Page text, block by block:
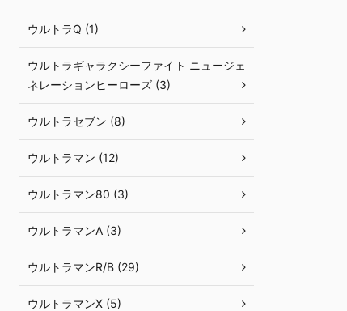
ウルトラQ (1)
ウルトラギャラクシーファイト ニュージェ
ネレーションヒーローズ (3)
ウルトラセブン (8)
ウルトラマン (12)
ウルトラマン80 (3)
ウルトラマンA (3)
ウルトラマンR/B (29)
ウルトラマンX (5)